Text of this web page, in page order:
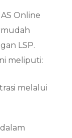
Online
LSP.
meliputi:
melalui